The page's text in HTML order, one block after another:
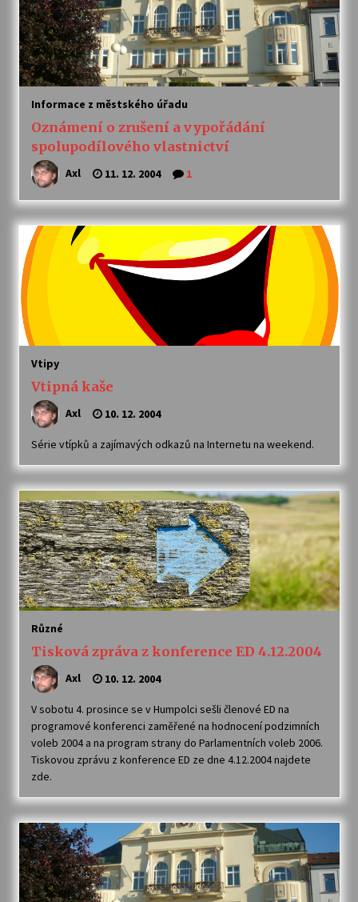
Informace z městského úřadu
Oznámení o zrušení a vypořádání
spolupodílového vlastnictví
Axl 11. 12. 2004 1
Vtipy
Vtipná kaše
Axl 10. 12. 2004
Série vtípků a zajímavých odkazů na Internetu na weekend.
Různé
Tisková zpráva z konference ED 4.12.2004
Axl 10. 12. 2004
V sobotu 4. prosince se v Humpolci sešli členové ED na
programové konferenci zaměřené na hodnocení podzimních
voleb 2004 a na program strany do Parlamentních voleb 2006.
Tiskovou zprávu z konference ED ze dne 4.12.2004 najdete
zde.